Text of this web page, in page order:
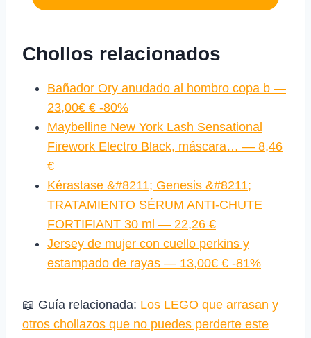
Chollos relacionados
Bañador Ory anudado al hombro copa b —
23,00€ € -80%
Maybelline New York Lash Sensational
Firework Electro Black, máscara… — 8,46
€
Kérastase &#8211; Genesis &#8211;
TRATAMIENTO SÉRUM ANTI-CHUTE
FORTIFIANT 30 ml — 22,26 €
Jersey de mujer con cuello perkins y
estampado de rayas — 13,00€ € -81%
📖 Guía relacionada: Los LEGO que arrasan y
otros chollazos que no puedes perderte este